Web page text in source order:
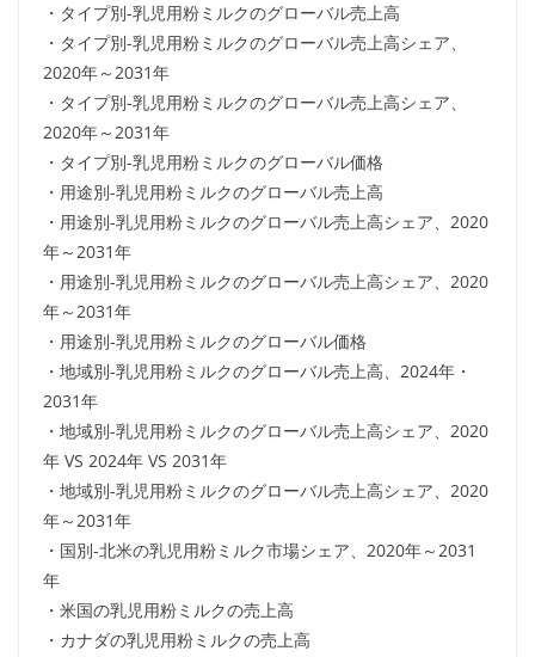
・タイプ別-乳児用粉ミルクのグローバル売上高
・タイプ別-乳児用粉ミルクのグローバル売上高シェア、
2020年～2031年
・タイプ別-乳児用粉ミルクのグローバル売上高シェア、
2020年～2031年
・タイプ別-乳児用粉ミルクのグローバル価格
・用途別-乳児用粉ミルクのグローバル売上高
・用途別-乳児用粉ミルクのグローバル売上高シェア、2020
年～2031年
・用途別-乳児用粉ミルクのグローバル売上高シェア、2020
年～2031年
・用途別-乳児用粉ミルクのグローバル価格
・地域別-乳児用粉ミルクのグローバル売上高、2024年・
2031年
・地域別-乳児用粉ミルクのグローバル売上高シェア、2020
年 VS 2024年 VS 2031年
・地域別-乳児用粉ミルクのグローバル売上高シェア、2020
年～2031年
・国別-北米の乳児用粉ミルク市場シェア、2020年～2031
年
・米国の乳児用粉ミルクの売上高
・カナダの乳児用粉ミルクの売上高